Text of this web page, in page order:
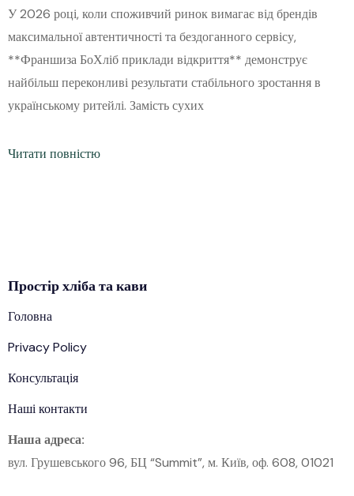
У 2026 році, коли споживчий ринок вимагає від брендів
максимальної автентичності та бездоганного сервісу,
**Франшиза БоХліб приклади відкриття** демонструє
найбільш переконливі результати стабільного зростання в
українському ритейлі. Замість сухих
Читати повністю
Простірхлібата кави
Головна
Privacy Policy
Консультація
Наші контакти
Наша адреса:
вул. Грушевського 96, БЦ “Summit”, м. Київ, оф. 608, 01021